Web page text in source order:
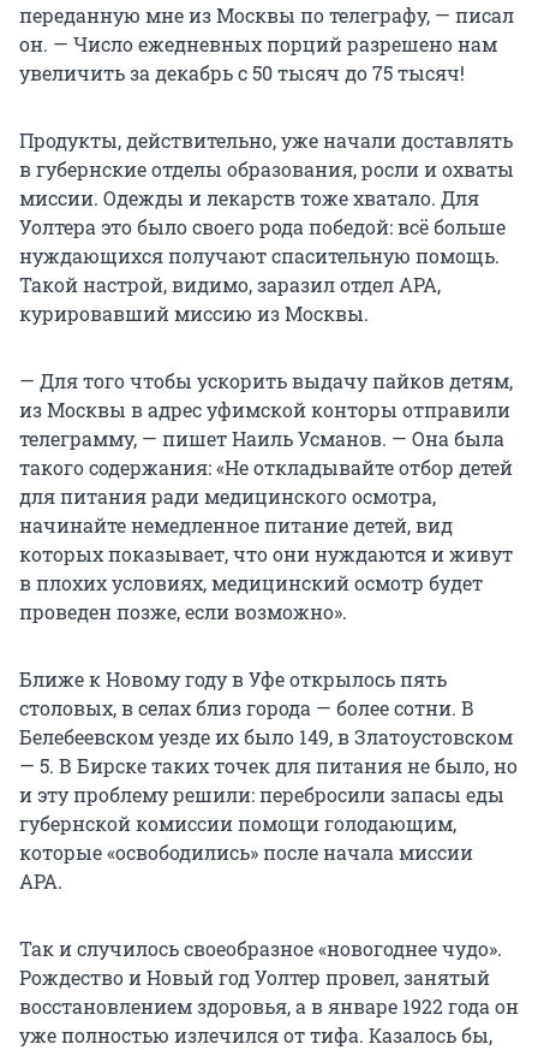
переданную мне из Москвы по телеграфу, — писал
он. — Число ежедневных порций разрешено нам
увеличить за декабрь с 50 тысяч до 75 тысяч!
Продукты, действительно, уже начали доставлять
в губернские отделы образования, росли и охваты
миссии. Одежды и лекарств тоже хватало. Для
Уолтера это было своего рода победой: всё больше
нуждающихся получают спасительную помощь.
Такой настрой, видимо, заразил отдел АРА,
курировавший миссию из Москвы.
— Для того чтобы ускорить выдачу пайков детям,
из Москвы в адрес уфимской конторы отправили
телеграмму, — пишет Наиль Усманов. — Она была
такого содержания: «Не откладывайте отбор детей
для питания ради медицинского осмотра,
начинайте немедленное питание детей, вид
которых показывает, что они нуждаются и живут
в плохих условиях, медицинский осмотр будет
проведен позже, если возможно».
Ближе к Новому году в Уфе открылось пять
столовых, в селах близ города — более сотни. В
Белебеевском уезде их было 149, в Златоустовском
— 5. В Бирске таких точек для питания не было, но
и эту проблему решили: перебросили запасы еды
губернской комиссии помощи голодающим,
которые «освободились» после начала миссии
АРА.
Так и случилось своеобразное «новогоднее чудо».
Рождество и Новый год Уолтер провел, занятый
восстановлением здоровья, а в январе 1922 года он
уже полностью излечился от тифа. Казалось бы,